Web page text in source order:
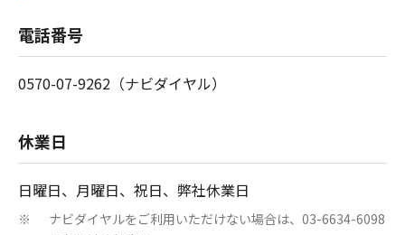
電話番号
0570-07-9262（ナビダイヤル）
休業日
日曜日、月曜日、祝日、弊社休業日
※
ナビダイヤルをご利用いただけない場合は、03-6634-6098